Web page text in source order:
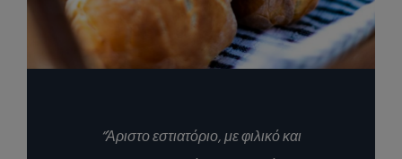
“Άριστο εστιατόριο, με φιλικό και